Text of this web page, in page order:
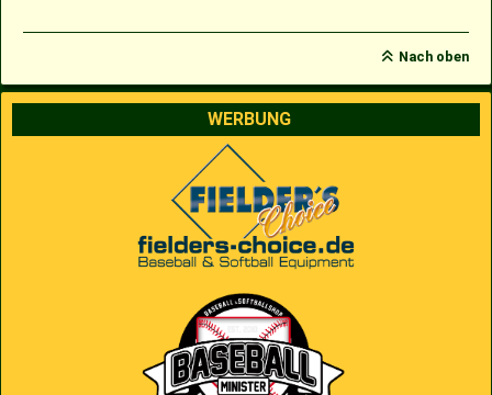
Nach oben
WERBUNG